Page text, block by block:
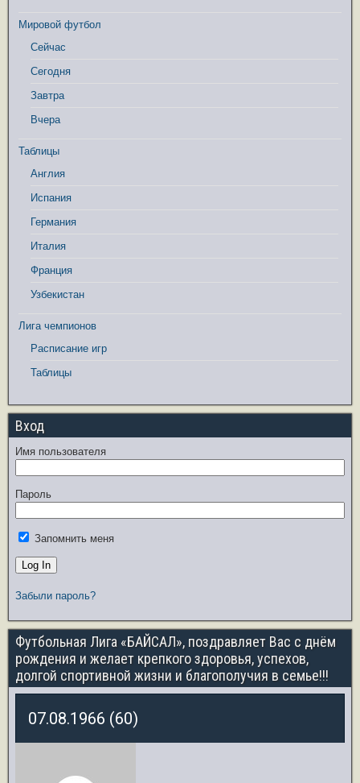
Мировой футбол
Сейчас
Сегодня
Завтра
Вчера
Таблицы
Англия
Испания
Германия
Италия
Франция
Узбекистан
Лига чемпионов
Расписание игр
Таблицы
Вход
Имя пользователя
Пароль
Запомнить меня
Забыли пароль?
Футбольная Лига «БАЙСАЛ», поздравляет Вас с днём
рождения и желает крепкого здоровья, успехов,
долгой спортивной жизни и благополучия в семье!!!
07.08.1966 (60)